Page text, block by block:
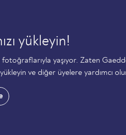
yükleyin!
yaşıyor. Zaten
ve diğer üyelere yardımcı